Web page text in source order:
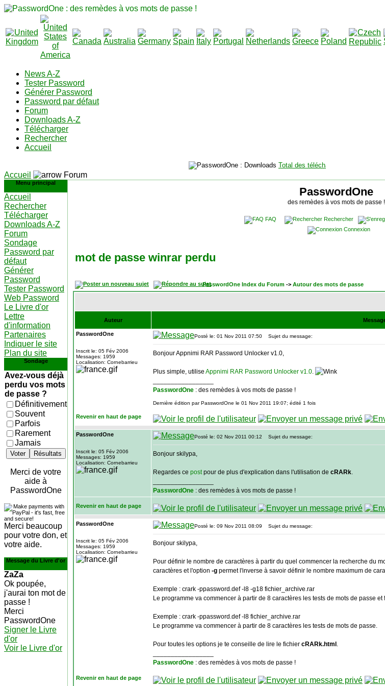
News A-Z
Tester Password
Générer Password
Password par défaut
Forum
Downloads A-Z
Télécharger
Rechercher
Accueil
Total des téléchargements
Accueil
Forum
Menu principal
Accueil
Rechercher
Télécharger
Downloads A-Z
Forum
Sondage
Password par
défaut
Générer
Password
Tester Password
Web Password
Le Livre d'or
Lettre
d'information
Partenaires
Indiquer le site
Plan du site
Sondage
Avez-vous déjà
perdu vos mots
de passe ?
Définitivement
Souvent
Parfois
Rarement
Jamais
Voter Résultats
Merci de votre
aide à
PasswordOne
Merci beaucoup
pour votre don, et
votre aide.
Message du Livre d'or
ZaZa
Ok poupée,
j'aurai ton mot de
passe !
Merci
PasswordOne
Signer le Livre
d'or
Voir le Livre d'or
PasswordOne
des remèdes à vos mots de passe !
FAQ Rechercher
Connexion
mot de passe winrar perdu
PasswordOne Index du Forum -> Autour des mots de passe
Auteur
PasswordOne
Inscrit le: 05 Fév 2006
Messages: 1959
Localisation: Cornebarrieu
Posté le: 01 Nov 2011 07:50 Sujet du message:
Bonjour Appnimi RAR Password Unlocker v1.0,
Plus simple, utilise Appnimi RAR Password Unlocker v1.0.
PasswordOne : des remèdes à vos mots de passe !
Dernière édition par PasswordOne le 01 Nov 2011 19:07; édité 1 fois
Revenir en haut de page
PasswordOne
Inscrit le: 05 Fév 2006
Messages: 1959
Localisation: Cornebarrieu
Posté le: 02 Nov 2011 00:12 Sujet du message:
Bonjour skilypa,
Regardes ce postpour de plus d'explication dans l'utilisation de cRARk.
PasswordOne : des remèdes à vos mots de passe !
Revenir en haut de page
PasswordOne
Inscrit le: 05 Fév 2006
Messages: 1959
Localisation: Cornebarrieu
Posté le: 09 Nov 2011 08:09 Sujet du message:
Bonjour skilypa,
Pour définir le nombre de caractères à partir du quel commencer la recherche du
caractères et l'option -g permet l'inverse à savoir définir le nombre maximum de
Exemple : crark -ppassword.def -l8 -g18 fichier_archive.rar
Le programme va commencer à partir de 8 caractères les tests de mots de passe et
Exemple : crark -ppassword.def -l8 fichier_archive.rar
Le programme va commencer à partir de 8 caractères les tests de mots de passe.
Pour toutes les options je te conseille de lire le fichier cRARk.html .
PasswordOne : des remèdes à vos mots de passe !
Revenir en haut de page